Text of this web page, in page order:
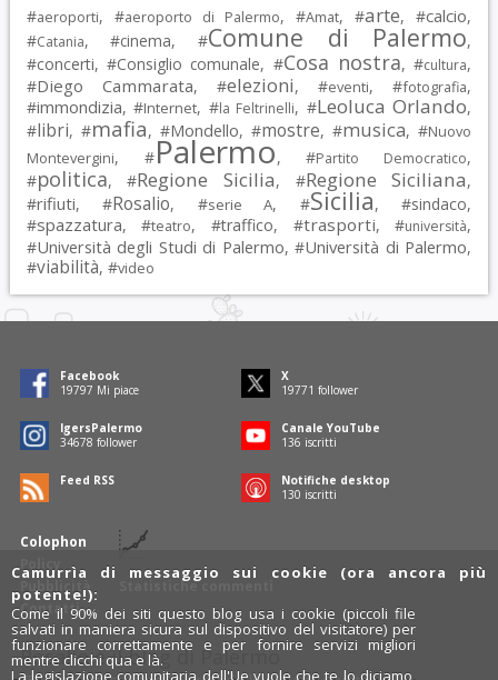
#aeroporti, #aeroporto di Palermo, #Amat, #arte, #calcio,
#Catania, #cinema, #Comune di Palermo,
#concerti, #Consiglio comunale, #Cosa nostra, #cultura,
#Diego Cammarata, #elezioni, #eventi, #fotografia,
#immondizia, #Internet, #la Feltrinelli, #Leoluca Orlando,
#libri, #mafia, #Mondello, #mostre, #musica, #Nuovo
Montevergini, #Palermo, #Partito Democratico,
#politica, #Regione Sicilia, #Regione Siciliana,
#rifiuti, #Rosalio, #serie A, #Sicilia, #sindaco,
#spazzatura, #teatro, #traffico, #trasporti, #università,
#Università degli Studi di Palermo, #Università di Palermo,
#viabilità, #video
Colophon
Policy
Pubblicità
Contatti
Statistiche commenti
Facebook
19797 Mi piace
X
19771 follower
IgersPalermo
34678 follower
Canale YouTube
136 iscritti
Feed RSS
Notifiche desktop
130 iscritti
Rosalio è il blog di Palermo
Camurrìa di messaggio sui cookie (ora ancora più
potente!):
Come il 90% dei siti questo blog usa i cookie (piccoli file
salvati in maniera sicura sul dispositivo del visitatore) per
funzionare correttamente e per fornire servizi migliori
mentre clicchi qua e là.
La legislazione comunitaria dell'Ue vuole che te lo diciamo,